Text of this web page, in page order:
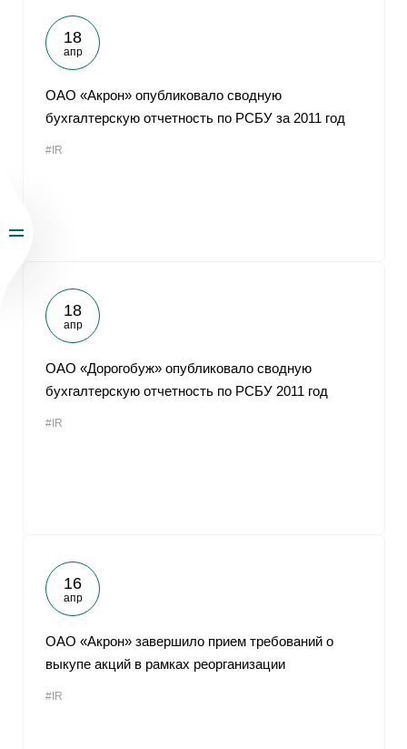
18
апр
ОАО «Акрон» опубликовало сводную
бухгалтерскую отчетность по РСБУ за 2011 год
#IR
18
апр
ОАО «Дорогобуж» опубликовало сводную
бухгалтерскую отчетность по РСБУ 2011 год
#IR
16
апр
ОАО «Акрон» завершило прием требований о
выкупе акций в рамках реорганизации
#IR